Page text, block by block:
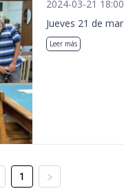
2024-03-21
Jueves 21 de
Leer más
1